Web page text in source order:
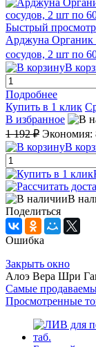
Быстрый просмотр
Арджуна Органик
сосудов, 2 шт по
В
Подробнее
Купить в 1 клик
В избранное
1 192 ₽ Экономия:
В
В
Поделиться
Ошибка
Закрыть окно
Алоэ Вера Шри
Самые
Просмотренные